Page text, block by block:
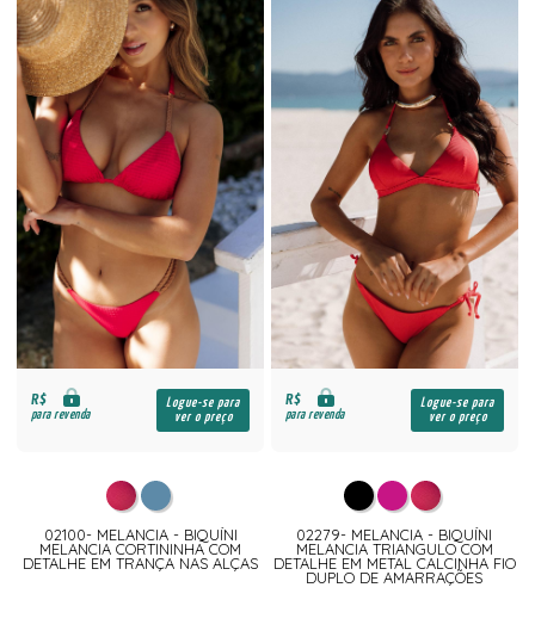
R$
para revenda
Logue-se para
ver o preço
02100- MELANCIA - BIQUÍNI
MELANCIA CORTININHA COM
DETALHE EM TRANÇA NAS ALÇAS
R$
para revenda
Logue-se para
ver o preço
02279- MELANCIA - BIQUÍNI
MELANCIA TRIANGULO COM
DETALHE EM METAL CALCINHA FIO
DUPLO DE AMARRAÇÕES